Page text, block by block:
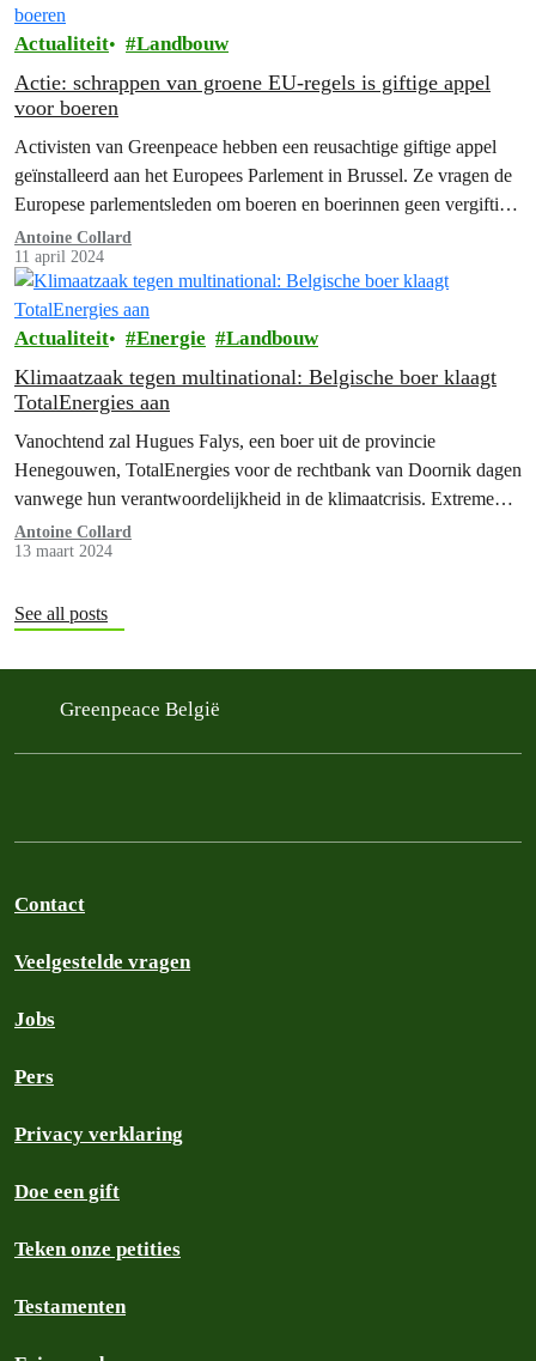
Actualiteit Landbouw
Actie: schrappen van groene EU-regels is giftige appel
voor boeren
Activisten van Greenpeace hebben een reusachtige giftige appel
geïnstalleerd aan het Europees Parlement in Brussel. Ze vragen de
Europese parlementsleden om boeren en boerinnen geen vergiftigd
geschenk te geven door de natuurbeschermingsregels in het
gemeenschappelijk landbouwbeleid te schrappen. De leden van het
Europees Parlement beslissen vandaag of ze het plan van de
Europese Commissie om…
Antoine Collard
11 april 2024
Actualiteit Energie Landbouw
Klimaatzaak tegen multinational: Belgische boer klaagt
TotalEnergies aan
Vanochtend zal Hugues Falys, een boer uit de provincie
Henegouwen, TotalEnergies voor de rechtbank van Doornik dagen
vanwege hun verantwoordelijkheid in de klimaatcrisis. Extreme
weersomstandigheden hebben de boerderij van Hugues de
afgelopen jaren aanzienlijke schade berokkend, met
droits humains steunen de rechtszaak. Dit is de eerste…
Antoine Collard
13 maart 2024
See all posts
Greenpeace België
Contact
Veelgestelde vragen
Jobs
Pers
Privacy verklaring
Doe een gift
Teken onze petities
Testamenten